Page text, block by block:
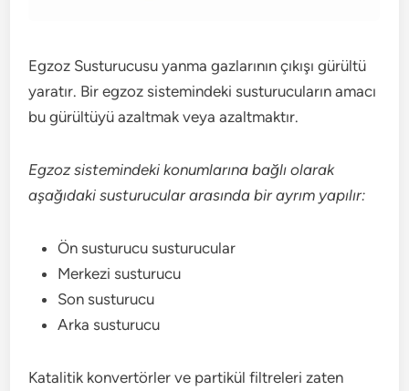
Egzoz Susturucusu yanma gazlarının çıkışı gürültü
yaratır. Bir egzoz sistemindeki susturucuların amacı
bu gürültüyü azaltmak veya azaltmaktır.
Egzoz sistemindeki konumlarına bağlı olarak
aşağıdaki susturucular arasında bir ayrım yapılır:
Ön susturucu susturucular
Merkezi susturucu
Son susturucu
Arka susturucu
Katalitik konvertörler ve partikül filtreleri zaten